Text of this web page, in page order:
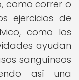
como correr o
ejercicios de
como los
ayudan
sanguíneos
así una